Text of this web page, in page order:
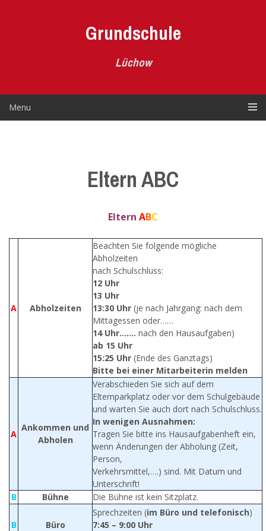
Grundschule
Lüchow
Menu
Eltern ABC
Eltern ABC
A Abholzeiten
Beachten Sie folgende mögliche
Abholzeiten
nach Schulschluss:
12 Uhr
13 Uhr
13:30 Uhr (je nach Jahrgang: nach dem
Mittagessen oder……
14 Uhr……. nach den Hausaufgaben)
ab 15 Uhr
15:25 Uhr (Ende des Ganztags)
Bitte bei einer Mitarbeiterin melden
A
Ankommen und
Abholen
Verabschieden Sie sich auf dem
Elternparkplatz oder vor dem Schulgebäude
und warten Sie auch dort nach Schulschluss.
In wenigen Ausnahmen:
Tragen Sie bitte ins Hausaufgabenheft ein,
wenn Änderungen der Abholung (Zeit,
Person,
Verkehrsmittel,….) sind. Mit Datum und
Unterschrift!
B
Bühne Die Bühne ist kein Sitzplatz.
B Büro
Sprechzeiten (im Büro und telefonisch)
7:45 – 9:00 Uhr